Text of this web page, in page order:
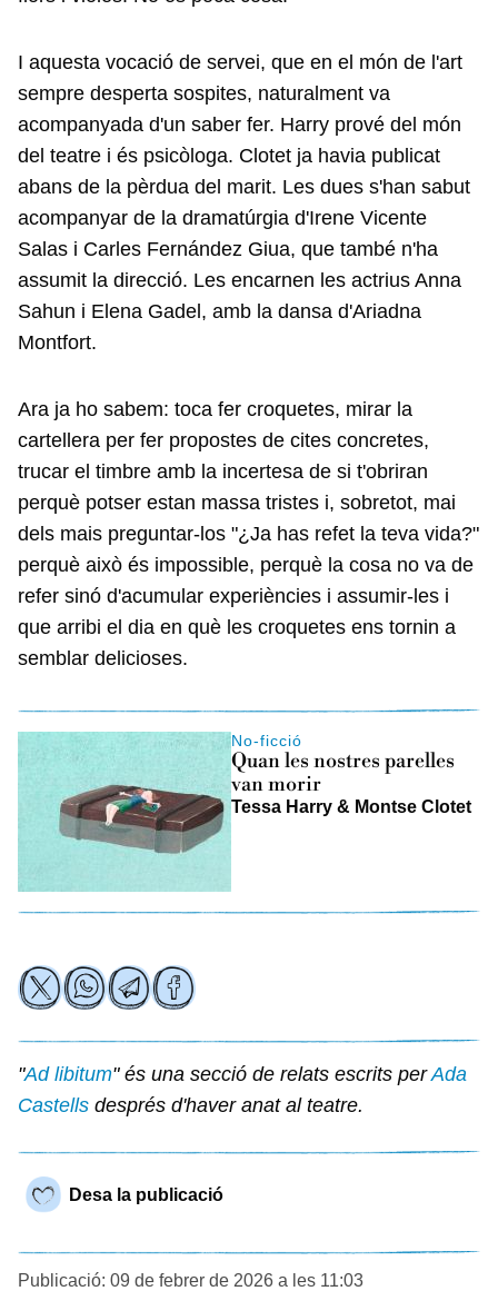
I aquesta vocació de servei, que en el món de l'art
sempre desperta sospites, naturalment va
acompanyada d'un saber fer. Harry prové del món
del teatre i és psicòloga. Clotet ja havia publicat
abans de la pèrdua del marit. Les dues s'han sabut
acompanyar de la dramatúrgia d'Irene Vicente
Salas i Carles Fernández Giua, que també n'ha
assumit la direcció. Les encarnen les actrius Anna
Sahun i Elena Gadel, amb la dansa d'Ariadna
Montfort.
Ara ja ho sabem: toca fer croquetes, mirar la
cartellera per fer propostes de cites concretes,
trucar el timbre amb la incertesa de si t'obriran
perquè potser estan massa tristes i, sobretot, mai
dels mais preguntar-los "¿Ja has refet la teva vida?"
perquè això és impossible, perquè la cosa no va de
refer sinó d'acumular experiències i assumir-les i
que arribi el dia en què les croquetes ens tornin a
semblar delicioses.
No-ficció
Quan les nostres parelles
van morir
Tessa Harry & Montse Clotet
"Ad libitum" és una secció de relats escrits perAda
Castells després d'haver anat al teatre.
Desa la publicació
Publicació: 09 de febrer de 2026 a les 11:03